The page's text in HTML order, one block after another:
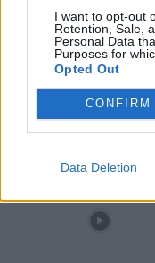
I want to opt-out
Retention, Sale,
Personal Data
Purposes for
Opted Out
CONFIRM
Data Deletion
Siga-nos no Instagram